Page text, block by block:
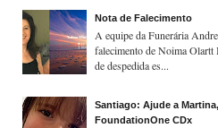
Nota de Falecimento
A equipe da Funerária
falecimento de Noima Olartt
de despedida es...
Santiago: Ajude a
FoundationOne CDx